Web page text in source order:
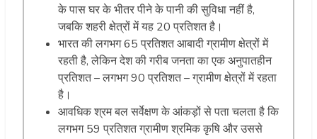
के पास घर के भीतर पीने के पानी की सुविधा नहीं है,
जबकि शहरी क्षेत्रों में यह 20 प्रतिशत है।
भारत की लगभग 65 प्रतिशत आबादी ग्रामीण क्षेत्रों में
रहती है, लेकिन देश की गरीब जनता का एक अनुपातहीन
प्रतिशत – लगभग 90 प्रतिशत – ग्रामीण क्षेत्रों में रहता
है।
आवधिक श्रम बल सर्वेक्षण के आंकड़ों से पता चलता है कि
लगभग 59 प्रतिशत ग्रामीण श्रमिक कृषि और उससे